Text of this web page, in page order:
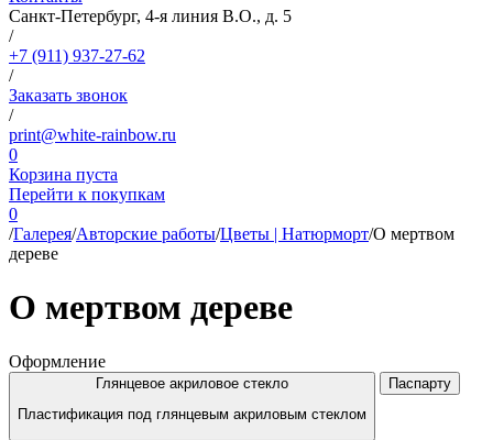
Санкт-Петербург, 4-я линия В.О., д. 5
/
+7 (911) 937-27-62
/
Заказать звонок
/
print@white-rainbow.ru
0
Корзина пуста
Перейти к покупкам
0
/Галерея/Авторские работы/Цветы | Натюрморт/О мертвом
дереве
О мертвом дереве
Оформление
Глянцевое акриловое стекло
Пластификация под глянцевым акриловым стеклом
Паспарту